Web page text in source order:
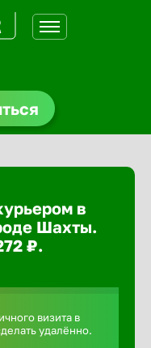
в
Шахты.
₽.
визита в
удалённо.